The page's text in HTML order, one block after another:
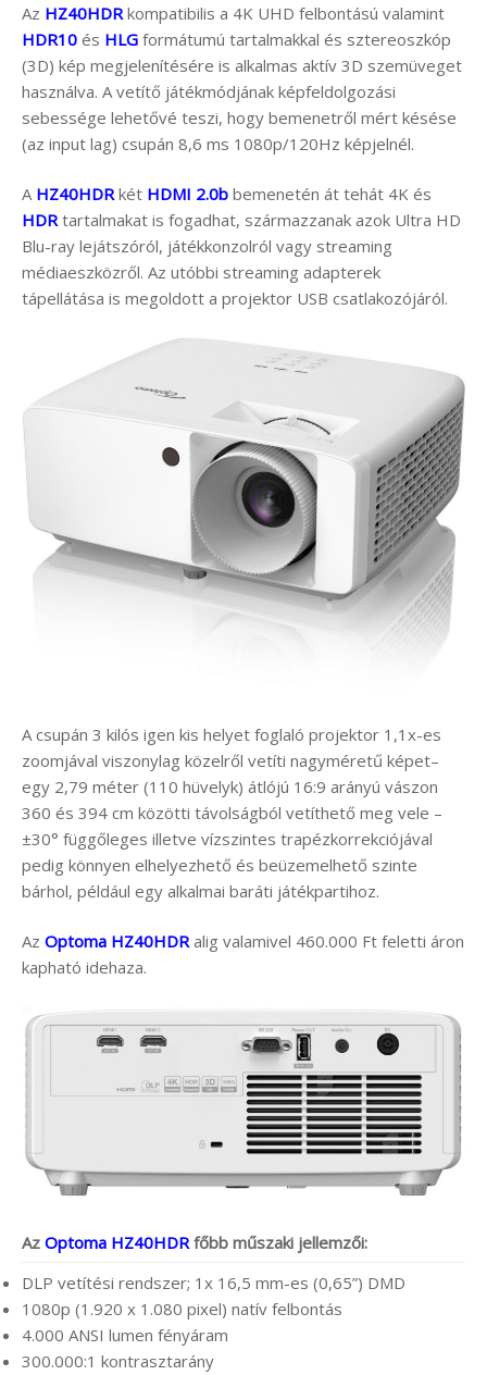
Az HZ40HDR kompatibilis a 4K UHD felbontású valamint
HDR10 és HLG formátumú tartalmakkal és sztereoszkóp
(3D) kép megjelenítésére is alkalmas aktív 3D szemüveget
használva. A vetítő játékmódjának képfeldolgozási
sebessége lehetővé teszi, hogy bemenetről mért késése
(az input lag) csupán 8,6 ms 1080p/120Hz képjelnél.
A HZ40HDRkét HDMI 2.0b bemenetén át tehát 4K és
HDRtartalmakat is fogadhat, származzanak azok Ultra HD
Blu-ray lejátszóról, játékkonzolról vagy streaming
médiaeszközről. Az utóbbi streaming adapterek
tápellátása is megoldott a projektor USB csatlakozójáról.
A csupán 3 kilós igen kis helyet foglaló projektor 1,1x-es
zoomjával viszonylag közelről vetíti nagyméretű képet–
egy 2,79 méter (110 hüvelyk) átlójú 16:9 arányú vászon
360 és 394 cm közötti távolságból vetíthető meg vele –
±30° függőleges illetve vízszintes trapézkorrekciójával
pedig könnyen elhelyezhető és beüzemelhető szinte
bárhol, például egy alkalmai baráti játékpartihoz.
Az Optoma HZ40HDRalig valamivel 460.000 Ft feletti áron
kapható idehaza.
Az Optoma HZ40HDRfőbb műszaki jellemzői:
DLP vetítési rendszer; 1x 16,5 mm-es (0,65”) DMD
1080p (1.920 x 1.080 pixel) natív felbontás
4.000 ANSI lumen fényáram
300.000:1 kontrasztarány